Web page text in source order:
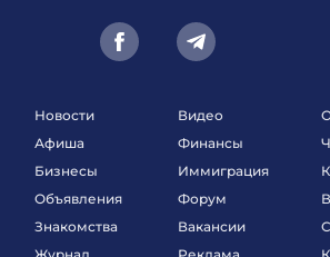
Новости
Афиша
Бизнесы
Объявления
Знакомства
Видео
Финансы
Иммиграция
Форум
Вакансии